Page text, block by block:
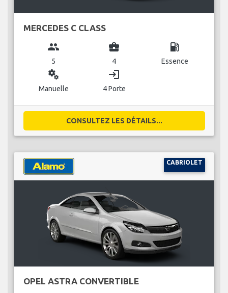
MERCEDES C CLASS
group
5
business_center
4
local_gas_station
Essence
miscellaneous_services
Manuelle
login
4 Porte
CONSULTEZ LES DÉTAILS...
CABRIOLET
OPEL ASTRA CONVERTIBLE